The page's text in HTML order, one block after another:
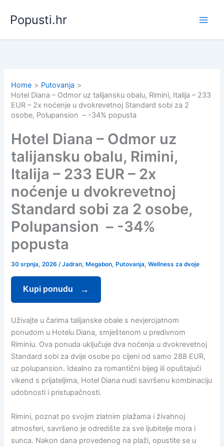
content
Popusti.hr
Home
Putovanja
Hotel Diana – Odmor uz talijansku obalu, Rimini, Italija – 233
EUR – 2x noćenje u dvokrevetnoj Standard sobi za 2
osobe, Polupansion – -34% popusta
Hotel Diana – Odmor uz
talijansku obalu, Rimini,
Italija – 233 EUR – 2x
noćenje u dvokrevetnoj
Standard sobi za 2 osobe,
Polupansion – -34%
popusta
30 srpnja, 2026/Jadran, Megabon, Putovanja,Wellness za dvoje
Kupi ponudu
Uživajte u čarima talijanske obale s nevjerojatnom
ponudom u Hotelu Diana, smještenom u predivnom
Riminiu. Ova ponuda uključuje dva noćenja u dvokrevetnoj
Standard sobi za dvije osobe po cijeni od samo 288 EUR,
uz polupansion. Idealno za romantični bijeg ili opuštajući
vikend s prijateljima, Hotel Diana nudi savršenu kombinaciju
udobnosti i pristupačnosti.
Rimini, poznat po svojim zlatnim plažama i živahnoj
atmosferi, savršeno je odredište za sve ljubitelje mora i
sunca. Nakon dana provedenog na plaži, opustite se u